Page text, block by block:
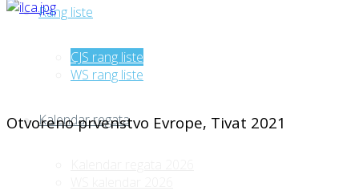
Rang liste
CJS rang liste
WS rang liste
Kalendar regata
Otvoreno prvenstvo Evrope, Tivat 2021